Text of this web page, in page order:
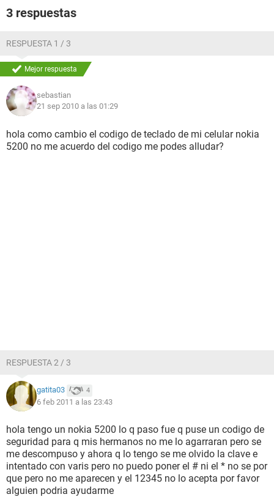
3 respuestas
RESPUESTA 1 / 3
Mejor respuesta
sebastian
21 sep 2010 a las 01:29
hola como cambio el codigo de teclado de mi celular nokia
5200 no me acuerdo del codigo me podes alludar?
RESPUESTA 2 / 3
gatita03 4
6 feb 2011 a las 23:43
hola tengo un nokia 5200 lo q paso fue q puse un codigo de
seguridad para q mis hermanos no me lo agarraran pero se
me descompuso y ahora q lo tengo se me olvido la clave e
intentado con varis pero no puedo poner el # ni el * no se por
que pero no me aparecen y el 12345 no lo acepta por favor
alguien podria ayudarme